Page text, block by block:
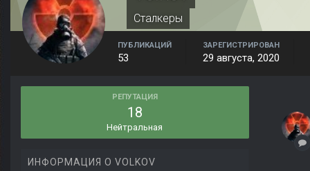
Сталкеры
ПУБЛИКАЦИЙ
53
ЗАРЕГИСТРИРОВАН
29 августа, 2020
РЕПУТАЦИЯ
18
Нейтральная
ИНФОРМАЦИЯ О VOLKOV